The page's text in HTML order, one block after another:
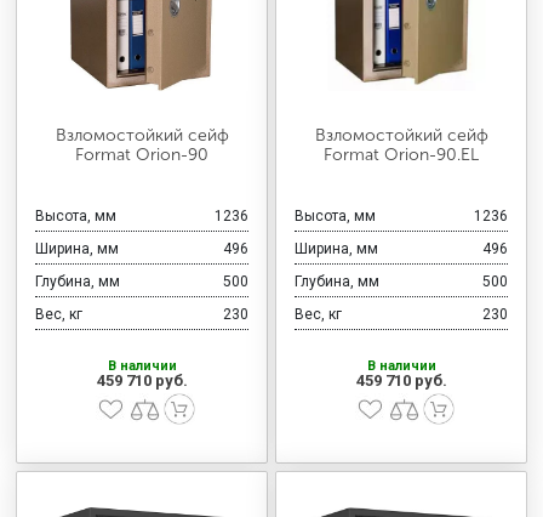
Взломостойкий сейф
Format Orion-90
Высота, мм
1236
Ширина, мм
496
Глубина, мм
500
Вес, кг
230
В наличии
459 710 руб.
Взломостойкий сейф
Format Orion-90.EL
Высота, мм
1236
Ширина, мм
496
Глубина, мм
500
Вес, кг
230
В наличии
459 710 руб.